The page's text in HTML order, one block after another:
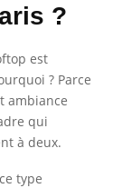
?
est
? Parce
ambiance
qui
à deux.
type